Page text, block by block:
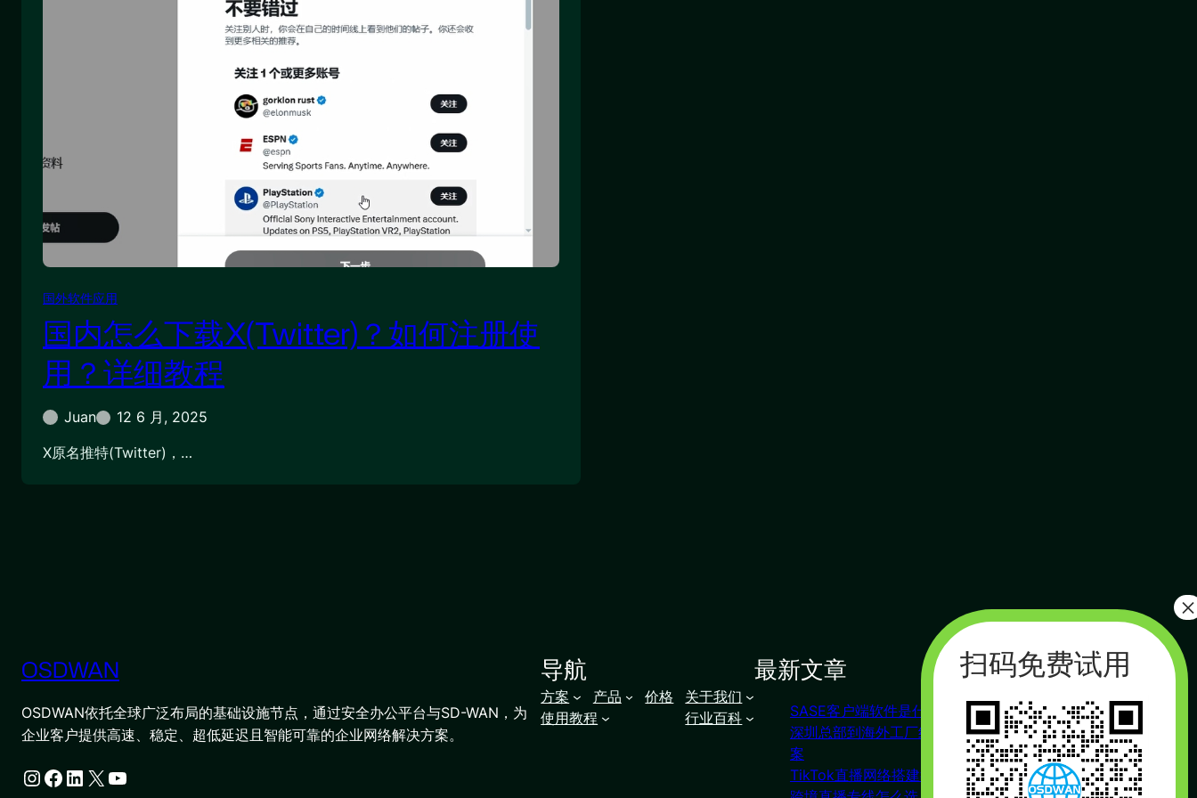
国外软件应用
国内怎么下载X(Twitter)？如何注册使
用？详细教程
Juan
12 6 月, 2025
X原名推特(Twitter)，…
OSDWAN
OSDWAN依托全球广泛布局的基础设施节点，通过安全办公平台与SD-WAN，为
企业客户提供高速、稳定、超低延迟且智能可靠的企业网络解决方案。
Instagram Facebook LinkedIn X YouTube
导航
方案 产品 价格
关于我们
使用教程
行业百科
最新文章
SASE客户端软件是什么？
深圳总部到海外工厂组网方
案
TikTok直播网络搭建教程
搜索
联系我们
杭州（总部） 北京 长沙